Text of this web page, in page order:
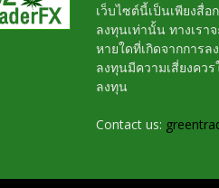
เว็บไซต์นี้เป็นเพียงสื่
ลงทุนเท่านั้น ทางเรา
หายใดที่เกิดจากการ
ลงทุนมีความเสี่ยงค
ลงทุน
Contact us: